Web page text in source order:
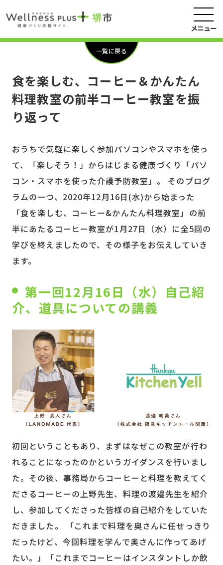
メニュー
一覧に戻る
食を楽しむ、コーヒー＆かんたん
料理教室の前半コーヒー教室を振
り返って
おうちで気軽に楽しく参加パソコンやスマホを使っ
て、「楽しそう！」からはじまる健康づくり「パソ
コン・スマホを使った介護予防教室」。 そのプログ
ラムの一つ、2020年12月16日(水)から始まった
「食を楽しむ、コーヒー&かんたん料理教室」の前
半にあたるコーヒー教室が1月27日（水）に全5回の
学びを終えましたので、その様子をお伝えしていき
ます。
第一回12月16日（水）自己紹
介、道具についての講義
初回ということもあり、まずはなぜこの教室が行わ
れることになったのかというガイダンスを行いまし
た。その後、事務局からコーヒーと料理を教えてく
ださるコーヒーの上野先生、料理の渡邉先生を紹介
し、参加してくださった皆様の自己紹介をしていた
だきました。 「これまで料理を奥さんに任せっきり
だったけど、今回料理を学んで奥さんに作ってあげ
たい。」「これまでコーヒーはインスタントしか飲